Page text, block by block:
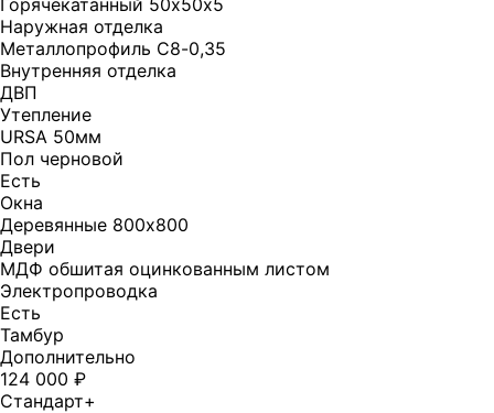
Наружная отделка
Металлопрофиль С8-0,35
Внутренняя отделка
ДВП
Утепление
URSA 50мм
Пол черновой
Есть
Окна
Деревянные 800х800
Двери
МДФ обшитая оцинкованным листом
Электропроводка
Есть
Тамбур
Дополнительно
124 000 ₽
Стандарт+